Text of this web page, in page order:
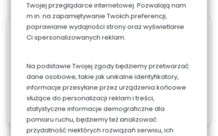
Twojej przeglądarce internetowej. Pozwalają nam
m.in. na zapamiętywanie Twoich preferencji,
poprawianie wydajności strony oraz wyświetlanie
Ci spersonalizowanych reklam.
Na podstawie Twojej zgody będziemy przetwarzać
dane osobowe, takie jak unikalne identyfikatory,
informacje przesyłane przez urządzenia końcowe
służące do personalizacji reklam i treści,
statystyczne informacje demograficzne dla
pomiaru ruchu, będziemy też analizować
przydatność niektórych rozwiązań serwisu, ich
943. Ciastko
0.00zł